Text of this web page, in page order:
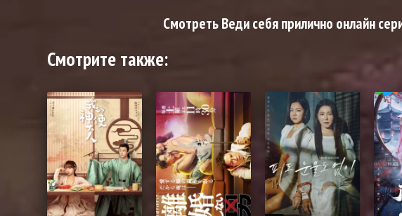
Смотреть Веди себя прилично онлайн
Смотрите также: